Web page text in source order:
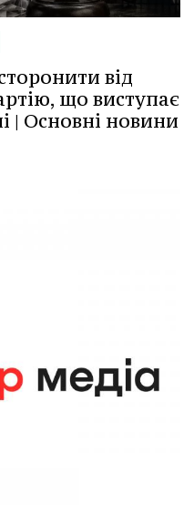
від
що виступає
| Основні новини